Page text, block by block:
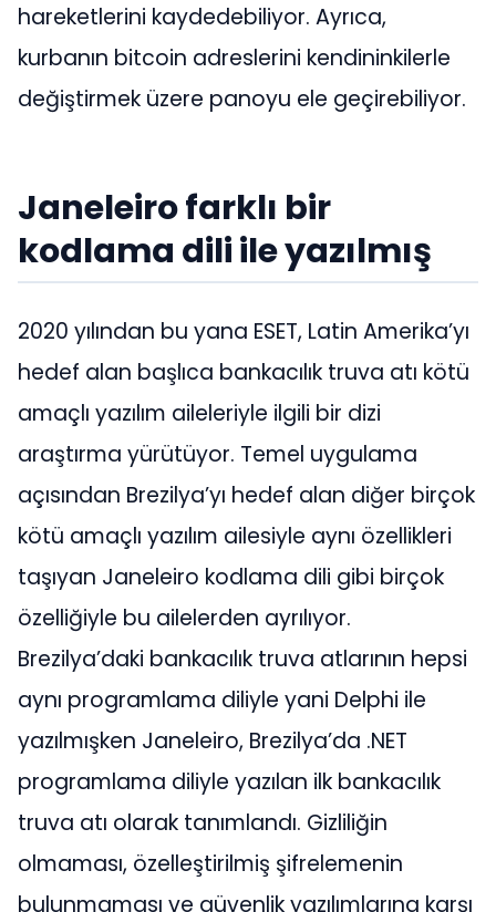
hareketlerini kaydedebiliyor. Ayrıca,
kurbanın bitcoin adreslerini kendininkilerle
değiştirmek üzere panoyu ele geçirebiliyor.
Janeleiro farklı bir
kodlama dili ile yazılmış
2020 yılından bu yana ESET, Latin Amerika’yı
hedef alan başlıca bankacılık truva atı kötü
amaçlı yazılım aileleriyle ilgili bir dizi
araştırma yürütüyor. Temel uygulama
açısından Brezilya’yı hedef alan diğer birçok
kötü amaçlı yazılım ailesiyle aynı özellikleri
taşıyan Janeleiro kodlama dili gibi birçok
özelliğiyle bu ailelerden ayrılıyor.
Brezilya’daki bankacılık truva atlarının hepsi
aynı programlama diliyle yani Delphi ile
yazılmışken Janeleiro, Brezilya’da .NET
programlama diliyle yazılan ilk bankacılık
truva atı olarak tanımlandı. Gizliliğin
olmaması, özelleştirilmiş şifrelemenin
bulunmaması ve güvenlik yazılımlarına karşı